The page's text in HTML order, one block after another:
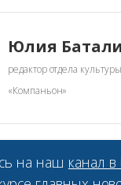
Юлия
редактор отдела
«Компаньон»
на наш канал